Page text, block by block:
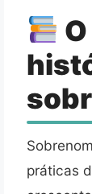
práticas